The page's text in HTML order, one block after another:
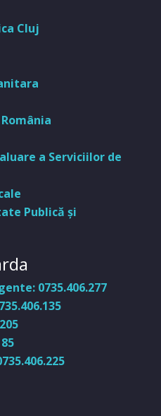
Cluj
a Serviciilor de
Publică şi
0735.406.277